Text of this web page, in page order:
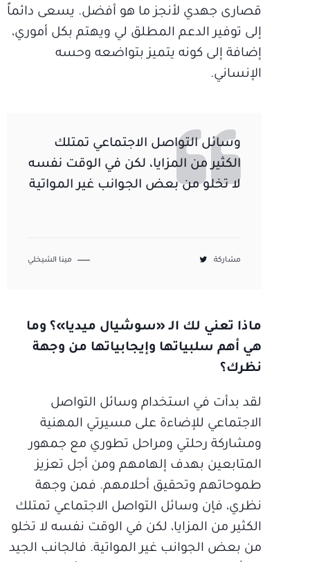
قصارى جهدي لأنجز ما هو أفضل. يسعى دائماً
إلى توفير الدعم المطلق لي ويهتم بكل أموري،
إضافة إلى كونه يتميز بتواضعه وحسه
الإنساني.
وسائل التواصل الاجتماعي تمتلك
الكثير من المزايا، لكن في الوقت نفسه
لا تخلو من بعض الجوانب غير المواتية
مشاركة مينا الشيخلي
ماذا تعني لك الـ «سوشيال ميديا»؟ وما
هي أهم سلبياتها وإيجابياتها من وجهة
نظرك؟
لقد بدأت في استخدام وسائل التواصل
الاجتماعي للإضاءة على مسيرتي المهنية
ومشاركة رحلتي ومراحل تطوري مع جمهور
المتابعين بهدف إلهامهم ومن أجل تعزيز
طموحاتهم وتحقيق أحلامهم. فمن وجهة
نظري، فإن وسائل التواصل الاجتماعي تمتلك
الكثير من المزايا، لكن في الوقت نفسه لا تخلو
من بعض الجوانب غير المواتية. فالجانب الجيد